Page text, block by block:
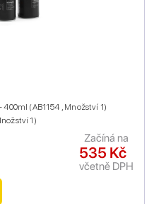
(AB1154 , Množství 1)
1)
535 Kč
včetně DPH
Začíná na